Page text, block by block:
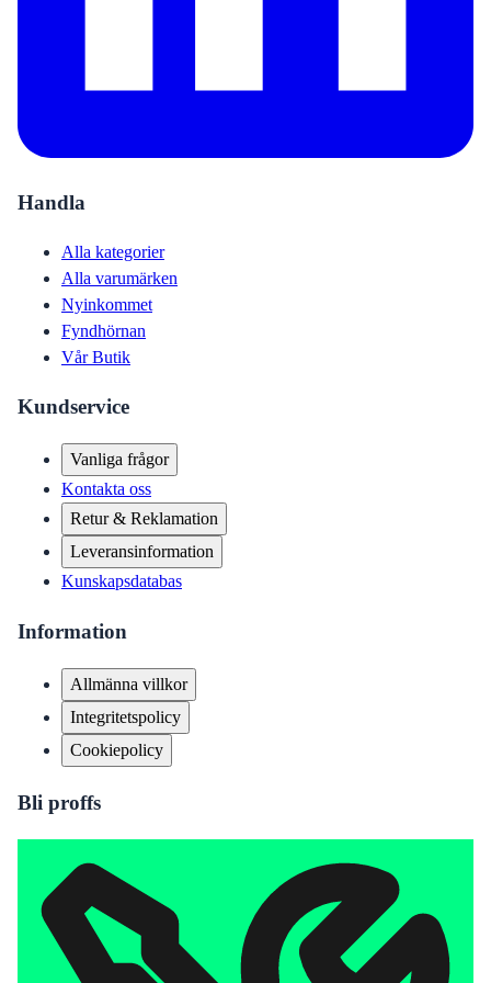
Handla
Alla kategorier
Alla varumärken
Nyinkommet
Fyndhörnan
Vår Butik
Kundservice
Vanliga frågor
Kontakta oss
Retur & Reklamation
Leveransinformation
Kunskapsdatabas
Information
Allmänna villkor
Integritetspolicy
Cookiepolicy
Bli proffs